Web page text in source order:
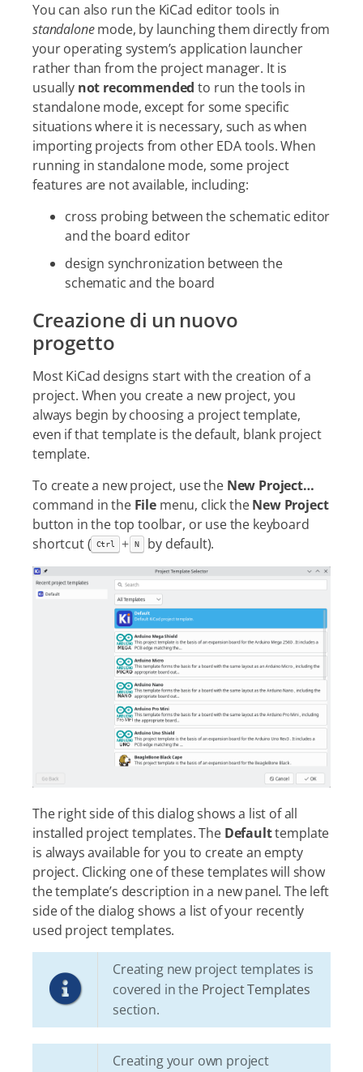
You can also run the KiCad editor tools in
standalonemode, by launching them directly from
your operating system’s application launcher
rather than from the project manager. It is
usually not recommended to run the tools in
standalone mode, except for some specific
situations where it is necessary, such as when
importing projects from other EDA tools. When
running in standalone mode, some project
features are not available, including:
cross probing between the schematic editor
and the board editor
design synchronization between the
schematic and the board
Creazione di un nuovo
progetto
Most KiCad designs start with the creation of a
project. When you create a new project, you
always begin by choosing a project template,
even if that template is the default, blank project
template.
To create a new project, use the New Project…​
command in the Filemenu, click theNew Project
button in the top toolbar, or use the keyboard
shortcut ( Ctrl + N by default).
The right side of this dialog shows a list of all
installed project templates. The Defaulttemplate
is always available for you to create an empty
project. Clicking one of these templates will show
the template’s description in a new panel. The left
side of the dialog shows a list of your recently
used project templates.
Creating new project templates is
covered in the Project Templates
section.
Creating your own project